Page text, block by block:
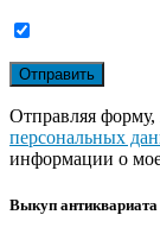
Отправляя
персональных
информации о
Выкуп антиквариата